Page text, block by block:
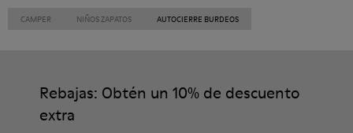
CAMPER NIÑOS ZAPATOS AUTOCIERRE BURDEOS
Rebajas: Obtén un 10% de descuento
extra